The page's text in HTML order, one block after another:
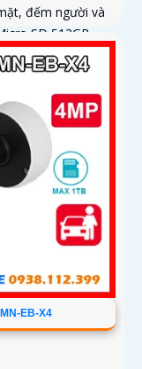
đếm người và
SD 512GB
chuẩn IP67, IK10
ổn định
EB-X4